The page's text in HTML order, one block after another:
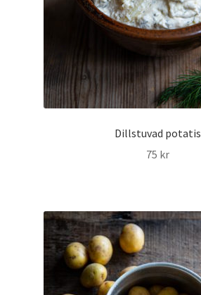
Dillstuvad potatis
75 kr